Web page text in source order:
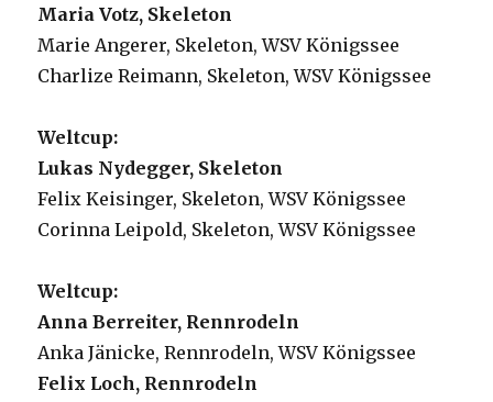
Maria Votz, Skeleton
Marie Angerer, Skeleton, WSV Königssee
Charlize Reimann, Skeleton, WSV Königssee
Weltcup:
Lukas Nydegger, Skeleton
Felix Keisinger, Skeleton, WSV Königssee
Corinna Leipold, Skeleton, WSV Königssee
Weltcup:
Anna Berreiter, Rennrodeln
Anka Jänicke, Rennrodeln, WSV Königssee
Felix Loch, Rennrodeln